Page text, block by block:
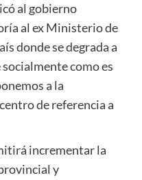
al gobierno
al ex Ministerio de
donde se degrada a
como es
a la
de referencia a
incrementar la
y